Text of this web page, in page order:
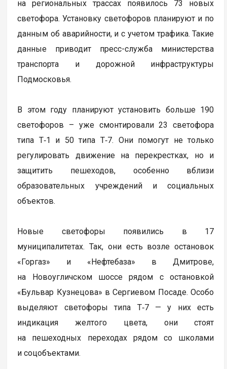
на региональных трассах появилось 73 новых
светофора. Установку светофоров планируют и по
данным об аварийности, и с учетом трафика. Такие
данные приводит пресс-служба министерства
транспорта и дорожной инфраструктуры
Подмосковья.
В этом году планируют установить больше 190
светофоров – уже смонтировали 23 светофора
типа Т‑1 и 50 типа Т‑7. Они помогут не только
регулировать движение на перекрестках, но и
защитить пешеходов, особенно вблизи
образовательных учреждений и социальных
объектов.
Новые светофоры появились в 17
муниципалитетах. Так, они есть возле остановок
«Горгаз» и «Нефтебаза» в Дмитрове,
на Новоугличском шоссе рядом с остановкой
«Бульвар Кузнецова» в Сергиевом Посаде. Особо
выделяют светофоры типа Т‑7 — у них есть
индикация желтого цвета, они стоят
на пешеходных переходах рядом со школами
и соцобъектами.